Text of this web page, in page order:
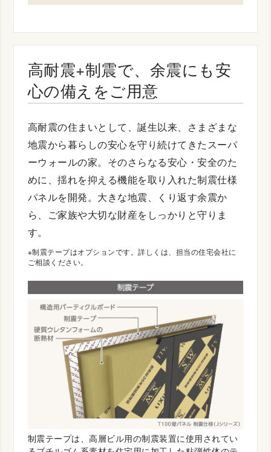
高耐震+制震で、余震にも安
心の備えをご用意
高耐震の住まいとして、誕生以来、さまざまな
地震から暮らしの安心を守り続けてきたスーパ
ーウォールの家。そのさらなる安心・安全のた
めに、揺れを抑える機能を取り入れた制震仕様
パネルを開発。大きな地震、くり返す余震か
ら、ご家族や大切な財産をしっかりと守りま
す。
※制震テープはオプションです。詳しくは、担当の住宅会社に
ご相談ください。
制震テープは、高層ビル用の制震装置に使用されてい